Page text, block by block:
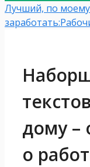
Лучший, по
заработать:
дому –
о